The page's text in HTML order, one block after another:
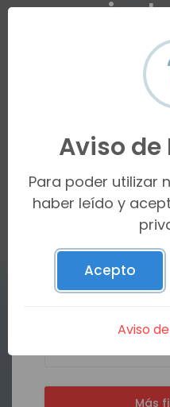
Tipo de propiedad
Ciudad
Más
Aviso
Para poder utilizar
haber leído y
Acepto
Aviso